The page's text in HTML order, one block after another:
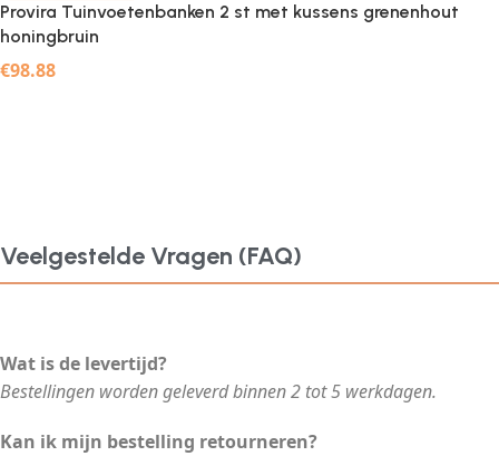
Provira Tuinvoetenbanken 2 st met kussens grenenhout
honingbruin
€98.88
Veelgestelde Vragen (FAQ)
Wat is de levertijd?
Bestellingen worden geleverd binnen 2 tot 5 werkdagen.
Kan ik mijn bestelling retourneren?